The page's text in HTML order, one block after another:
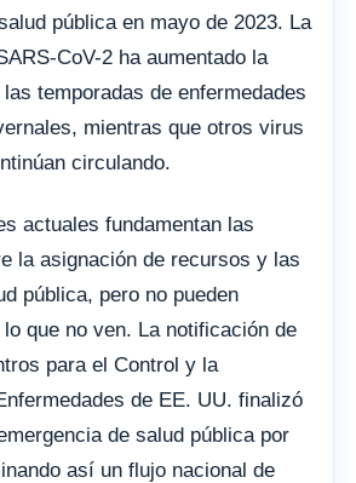
pública en mayo de 2023. La
CoV-2 ha aumentado la
temporadas de enfermedades
mientras que otros virus
circulando.
actuales fundamentan las
la asignación de recursos y las
pública, pero no pueden
que no ven. La notificación de
para el Control y la
de EE. UU. finalizó
de salud pública por
así un flujo nacional de